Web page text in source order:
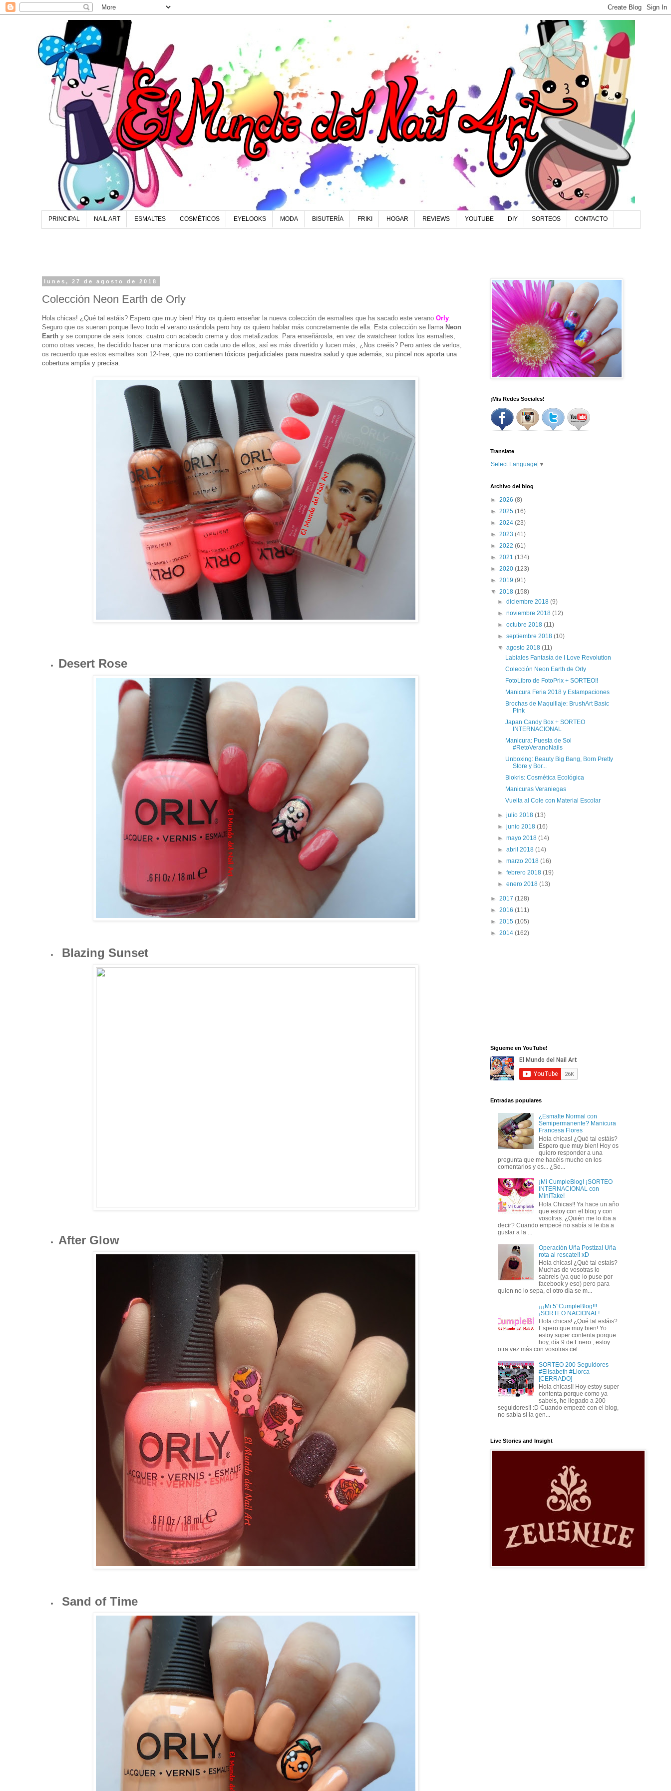
PRINCIPAL NAIL ART ESMALTES COSMÉTICOS EYELOOKS MODA BISUTERÍA FRIKI HOGAR REVIEWS YOUTUBE DIY SORTEOS CONTACTO
lunes, 27 de agosto de 2018
Colección Neon Earth de Orly
Hola chicas! ¿Qué tal estáis? Espero que muy bien! Hoy os quiero enseñar la nueva colección de esmaltes que ha sacado este verano Orly
Seguro que os suenan porque llevo todo el verano usándola pero hoy os quiero hablar más concretamente de ella. Esta colección se llama Neon
Earth y se compone de seis tonos: cuatro con acabado crema y dos metalizados. Para enseñárosla, en vez de swatchear todos los esmaltes,
como otras veces, he decidido hacer una manicura con cada uno de ellos, así es más divertido y lucen más, ¿Nos creéis? Pero antes de verlos,
os recuerdo que estos esmaltes son 12-free, que no contienen tóxicos perjudiciales para nuestra salud y que además, su pincel nos aporta una
cobertura amplia y precisa.
Desert Rose
Blazing Sunset
After Glow
Sand of Time
¡Mis Redes Sociales!
Translate
Select Language ▼
Archivo del blog
► 2026 (8)
► 2025 (16)
► 2024 (23)
► 2023 (41)
► 2022 (61)
► 2021 (134)
► 2020 (123)
► 2019 (91)
▼ 2018 (158)
►diciembre 2018(9)
►noviembre 2018(12)
►octubre 2018(11)
►septiembre 2018(10)
▼agosto 2018(11)
Labiales Fantasía de I Love Revolution
Colección Neon Earth de Orly
FotoLibro de FotoPrix + SORTEO!!
Manicura Feria 2018 y Estampaciones
Brochas de Maquillaje: BrushArt Basic
Pink
Japan Candy Box + SORTEO
INTERNACIONAL
Manicura: Puesta de Sol
#RetoVeranoNails
Unboxing: Beauty Big Bang, Born Pretty
Store y Bor...
Biokris: Cosmética Ecológica
Manicuras Veraniegas
Vuelta al Cole con Material Escolar
►julio 2018(13)
►junio 2018(16)
►mayo 2018(14)
►abril 2018(14)
►marzo 2018(16)
►febrero 2018(19)
►enero 2018(13)
► 2017 (128)
► 2016 (111)
► 2015 (105)
► 2014 (162)
Sigueme en YouTube!
Entradas populares
¿Esmalte Normal con
Semipermanente? Manicura
Francesa Flores
Hola chicas! ¿Qué tal estáis?
Espero que muy bien! Hoy os
quiero responder a una
pregunta que me hacéis mucho en los
comentarios y es... ¿Se...
¡Mi CumpleBlog! ¡SORTEO
INTERNACIONAL con
MiniTake!
Hola Chicas!! Ya hace un año
que estoy con el blog y con
vosotras. ¿Quién me lo iba a
decir? Cuando empecé no sabía si le iba a
gustar a la ...
Operación Uña Postiza! Uña
rota al rescate!! xD
Hola chicas! ¿Qué tal estais?
Muchas de vosotras lo
sabreis (ya que lo puse por
facebook y eso) pero para
quien no lo sepa, el otro día se m...
¡¡¡Mi 5°CumpleBlog!!!
¡SORTEO NACIONAL!
Hola chicas! ¿Qué tal estáis?
Espero que muy bien! Yo
estoy super contenta porque
hoy, día 9 de Enero , estoy
otra vez más con vosotras cel...
SORTEO 200 Seguidores
#Elisabeth #Llorca
[CERRADO]
Hola chicas!! Hoy estoy super
contenta porque como ya
sabeis, he llegado a 200
seguidores!! :D Cuando empezé con el blog,
no sabía si la gen...
Live Stories and Insight